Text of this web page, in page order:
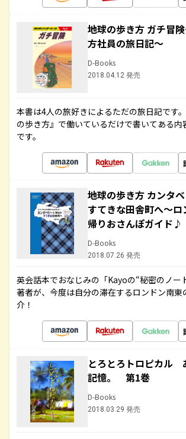
地球の歩き方 ガチ冒
方社員の旅日記～
D-Books
2018.04.12 発売
本書は4人の旅好きによるただの旅日記です
の歩き方』で働いているだけで書いてある
です。
地球の歩き方 カンタ
すてきな田舎町へ～ロ
帰りおさんぽガイド♪
D-Books
2018.07.26 発売
英会話本でおなじみの「Kayoの“秘密のノー
著者が、今度は自分の滞在するロンドン南東
介！
とろとろトロピカル
記憶。 第1巻
D-Books
2018.03.29 発売